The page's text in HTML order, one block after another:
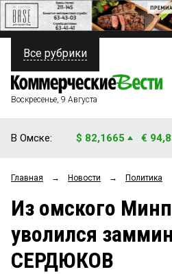
ПОЛИТИКА
ФИНАНСЫ
ОБЩЕСТВО
ЗАКОН
Все рубрики
Воскресенье, 9 Августа
В Омске: $ 82,1665 €
Главная → Новости → Политика
Из омского
уволился
СЕРДЮКОВ